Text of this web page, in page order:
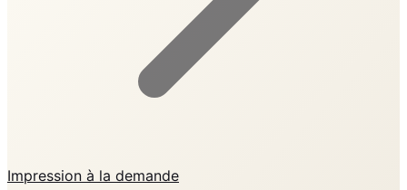
Impression à la demande